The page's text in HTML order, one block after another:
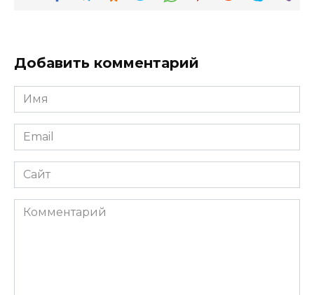
Добавить комментарий
Имя
*
Email
*
Сайт
Комментарий